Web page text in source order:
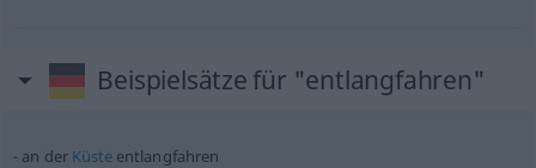
Beispielsätze für "entlangfahren"
an der Küsteentlangfahren